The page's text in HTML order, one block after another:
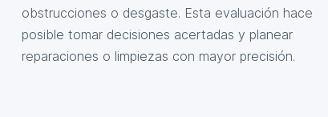
obstrucciones o desgaste. Esta evaluación hace
posible tomar decisiones acertadas y planear
reparaciones o limpiezas con mayor precisión.